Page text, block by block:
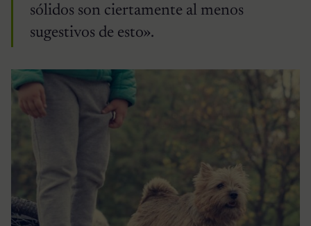
sólidos son ciertamente al menos
sugestivos de esto».